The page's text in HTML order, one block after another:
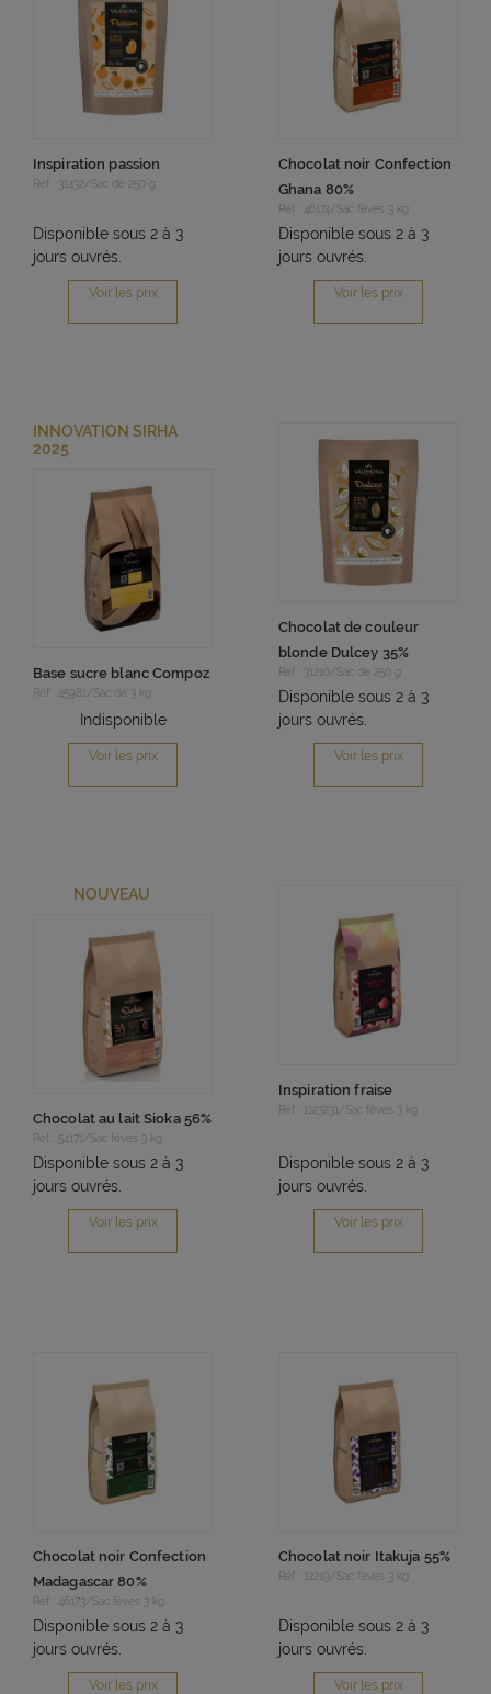
Inspiration passion
Réf : 31432/Sac de 250 g
Disponible sous 2 à 3
jours ouvrés.
Voir les prix
Chocolat noir Confection
Ghana 80%
Réf : 46174/Sac fèves 3 kg
Disponible sous 2 à 3
jours ouvrés.
Voir les prix
INNOVATION SIRHA
2025
Base sucre blanc Compoz
Réf : 45981/Sac de 3 kg
Indisponible
Voir les prix
Chocolat de couleur
blonde Dulcey 35%
Réf : 31210/Sac de 250 g
Disponible sous 2 à 3
jours ouvrés.
Voir les prix
NOUVEAU
Chocolat au lait Sioka 56%
Réf : 54171/Sac fèves 3 kg
Disponible sous 2 à 3
jours ouvrés.
Voir les prix
Inspiration fraise
Réf : 1123231/Sac fèves 3 kg
Disponible sous 2 à 3
jours ouvrés.
Voir les prix
Chocolat noir Confection
Madagascar 80%
Réf : 46173/Sac fèves 3 kg
Disponible sous 2 à 3
jours ouvrés.
Voir les prix
Chocolat noir Itakuja 55%
Réf : 12219/Sac fèves 3 kg
Disponible sous 2 à 3
jours ouvrés.
Voir les prix